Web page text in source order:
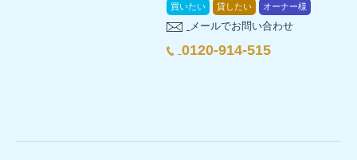
スタイリッシュなファサードが印象的
買いたい 貸したい オーナー様
メールでお問い合わせ
0120-914-515